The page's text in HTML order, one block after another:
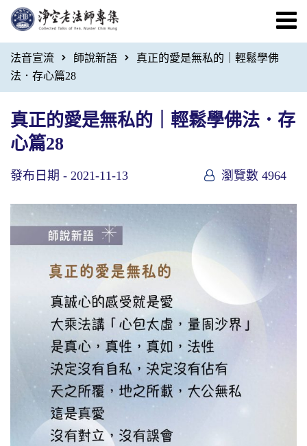
法音宣流 師說新語
真正的愛是無私的｜輕鬆學佛
法．存心篇28
真正的愛是無私的｜輕鬆學佛法．存
心篇28
發布日期 - 2021-11-13 瀏覽數 4964